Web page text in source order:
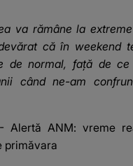
va rămâne la
că în weekend
de normal, față de
când ne-am
Alertă ANM: vreme
primăvara